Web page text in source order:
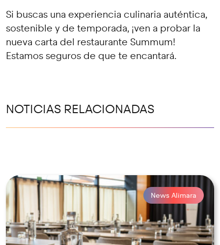
Si buscas una experiencia culinaria auténtica,
sostenible y de temporada, ¡ven a probar la
nueva carta del restaurante Summum!
Estamos seguros de que te encantará.
NOTICIAS RELACIONADAS
News Alimara